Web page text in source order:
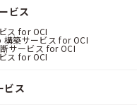
ビス
ス for OCI
築サービス for OCI
サービス for OCI
ス for OCI
ビス